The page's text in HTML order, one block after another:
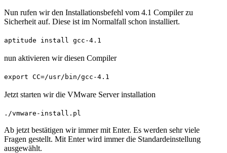
Nun rufen wir den Installationsbefehl vom 4.1 Compiler zu
Sicherheit auf. Diese ist im Normalfall schon installiert.
aptitude install gcc-4.1
nun aktivieren wir diesen Compiler
export CC=/usr/bin/gcc-4.1
Jetzt starten wir die VMware Server installation
./vmware-install.pl
Ab jetzt bestätigen wir immer mit Enter. Es werden sehr viele
Fragen gestellt. Mit Enter wird immer die Standardeinstellung
ausgewählt.